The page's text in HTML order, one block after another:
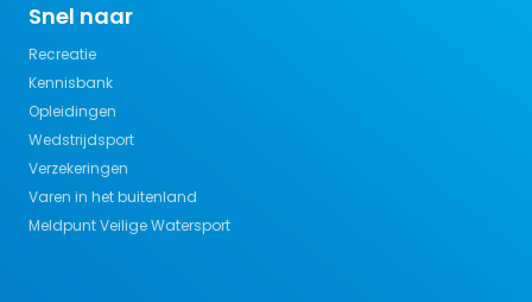
Snel naar
Recreatie
Kennisbank
Opleidingen
Wedstrijdsport
Verzekeringen
Varen in het buitenland
Meldpunt Veilige Watersport